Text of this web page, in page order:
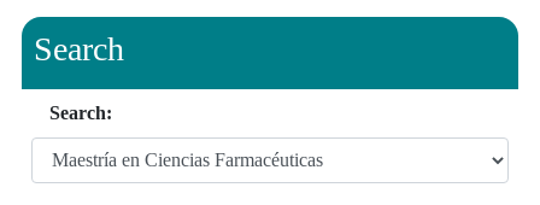
Search
Search: